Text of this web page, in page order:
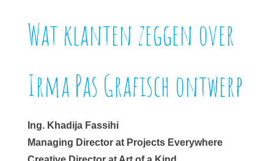
Wat klanten zeggen over
Irma Pas Grafisch ontwerp
Ing. Khadija Fassihi
Managing Director at Projects Everywhere